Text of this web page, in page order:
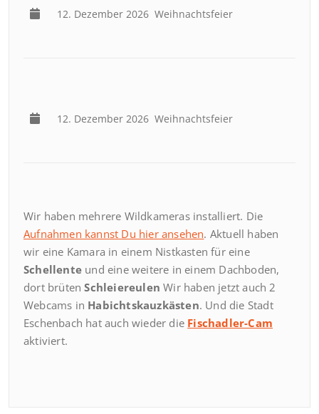
12. Dezember 2026 Weihnachtsfeier
12. Dezember 2026 Weihnachtsfeier
Wir haben mehrere Wildkameras installiert. Die
Aufnahmen kannst Du hier ansehen. Aktuell haben
wir eine Kamara in einem Nistkasten für eine
Schellente und eine weitere in einem Dachboden,
dort brütenSchleiereulen Wir haben jetzt auch 2
Webcams in Habichtskauzkästen. Und die Stadt
Eschenbach hat auch wieder die Fischadler-Cam
aktiviert.